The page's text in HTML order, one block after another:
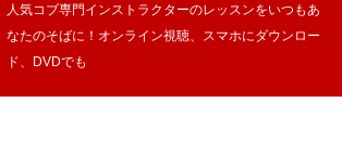
人気コブ専門インストラクターのレッスンをいつもあ
なたのそばに！オンライン視聴、スマホにダウンロー
ド、DVDでも